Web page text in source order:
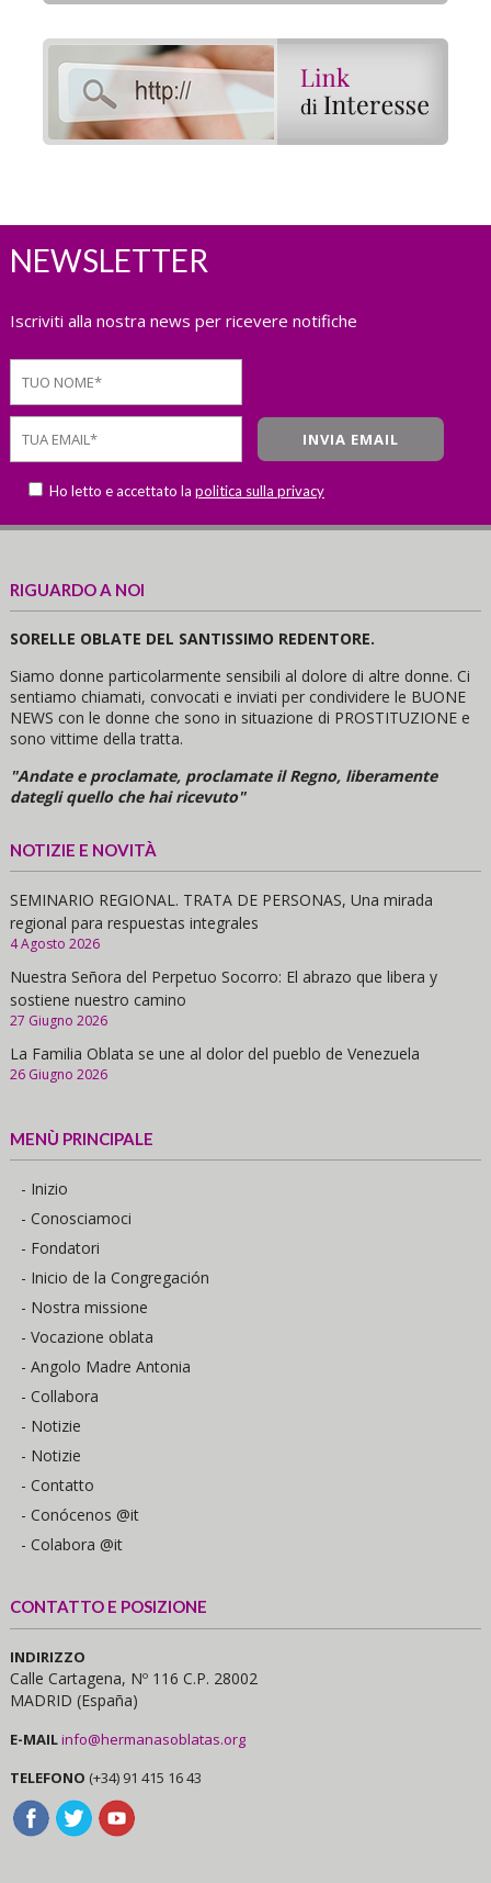
NEWSLETTER
Iscriviti alla nostra news per ricevere notifiche
Ho letto e accettato la politica sulla privacy
RIGUARDO A NOI
SORELLE OBLATE DEL SANTISSIMO REDENTORE.
Siamo donne particolarmente sensibili al dolore di altre donne. Ci
sentiamo chiamati, convocati e inviati per condividere le BUONE
NEWS con le donne che sono in situazione di PROSTITUZIONE e
sono vittime della tratta.
"Andate e proclamate, proclamate il Regno, liberamente
dategli quello che hai ricevuto"
NOTIZIE E NOVITÀ
SEMINARIO REGIONAL. TRATA DE PERSONAS, Una mirada
regional para respuestas integrales
4 Agosto 2026
Nuestra Señora del Perpetuo Socorro: El abrazo que libera y
sostiene nuestro camino
27 Giugno 2026
La Familia Oblata se une al dolor del pueblo de Venezuela
26 Giugno 2026
MENÙ PRINCIPALE
- Inizio
- Conosciamoci
- Fondatori
- Inicio de la Congregación
- Nostra missione
- Vocazione oblata
- Angolo Madre Antonia
- Collabora
- Notizie
- Notizie
- Contatto
- Conócenos @it
- Colabora @it
CONTATTO E POSIZIONE
INDIRIZZO
Calle Cartagena, Nº 116 C.P. 28002
MADRID (España)
E-MAILinfo@hermanasoblatas.org
TELEFONO (+34) 91 415 16 43